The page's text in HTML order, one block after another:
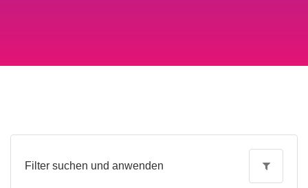
Filter suchen und anwenden